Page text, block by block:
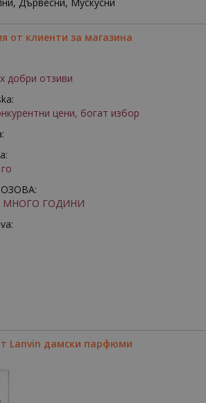
от клиенти за магазина
добри отзиви
цени, богат избор
МНОГО ГОДИНИ
Lanvin дамски парфюми